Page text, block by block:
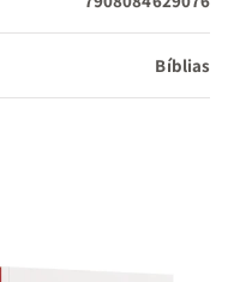
Bíblias